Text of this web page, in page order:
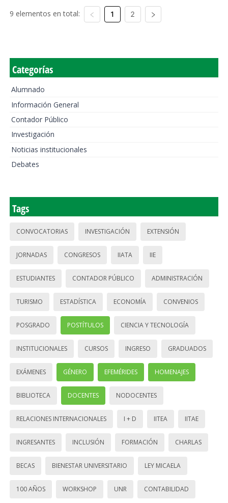
9 elementos en total: 1 2
Categorías
Alumnado
Información General
Contador Público
Investigación
Noticias institucionales
Debates
Tags
CONVOCATORIAS INVESTIGACIÓN EXTENSIÓN
JORNADAS CONGRESOS IIATA IIE
ESTUDIANTES CONTADOR PÚBLICO ADMINISTRACIÓN
TURISMO ESTADÍSTICA ECONOMÍA CONVENIOS
POSGRADO POSTÍTULOS CIENCIA Y TECNOLOGÍA
INSTITUCIONALES CURSOS INGRESO GRADUADOS
EXÁMENES GÉNERO EFEMÉRIDES HOMENAJES
BIBLIOTECA DOCENTES NODOCENTES
RELACIONES INTERNACIONALES I + D IITEA IITAE
INGRESANTES INCLUSIÓN FORMACIÓN CHARLAS
BECAS BIENESTAR UNIVERSITARIO LEY MICAELA
100 AÑOS WORKSHOP UNR CONTABILIDAD